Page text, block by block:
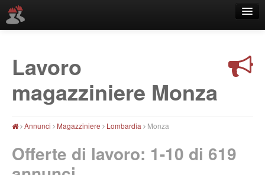
Località
Lavoro
magazziniere Monza
Annunci Magazziniere Lombardia Monza
Offerte di lavoro: 1-10 di 619